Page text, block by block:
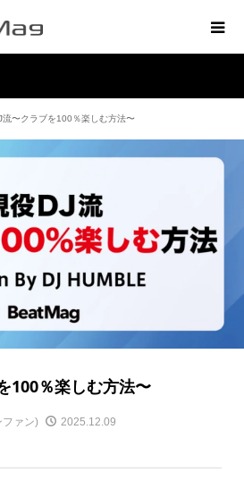
流〜クラブを100％楽しむ方法〜
100％楽しむ方法〜
ァン) 2025.12.09